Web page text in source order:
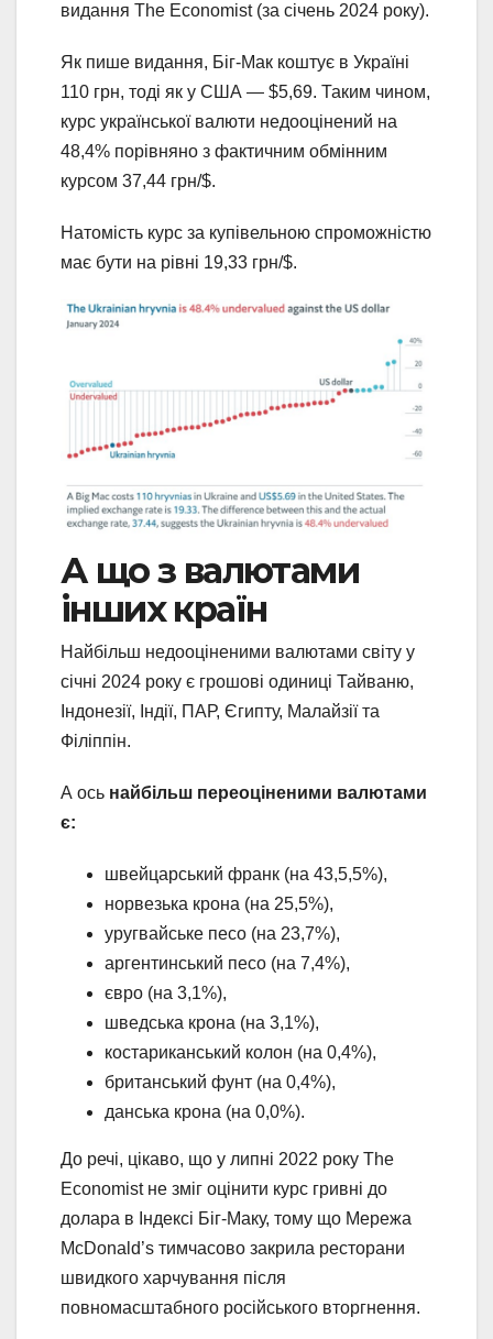
видання The Economist (за січень 2024 року).
Як пише видання, Біг-Мак коштує в Україні
110 грн, тоді як у США — $5,69. Таким чином,
курс української валюти недооцінений на
48,4% порівняно з фактичним обмінним
курсом 37,44 грн/$.
Натомість курс за купівельною спроможністю
має бути на рівні 19,33 грн/$.
А що з валютами
інших країн
Найбільш недооціненими валютами світу у
січні 2024 року є грошові одиниці Тайваню,
Індонезії, Індії, ПАР, Єгипту, Малайзії та
Філіппін.
А ось найбільш переоціненими валютами
є:
швейцарський франк (на 43,5,5%),
норвезька крона (на 25,5%),
уругвайське песо (на 23,7%),
аргентинський песо (на 7,4%),
євро (на 3,1%),
шведська крона (на 3,1%),
костариканський колон (на 0,4%),
британський фунт (на 0,4%),
данська крона (на 0,0%).
До речі, цікаво, що у липні 2022 року The
Economist не зміг оцінити курс гривні до
долара в Індексі Біг-Маку, тому що Мережа
McDonald’s тимчасово закрила ресторани
швидкого харчування після
повномасштабного російського вторгнення.